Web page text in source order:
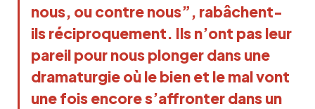
nous, ou contre nous”, rabâchent-
ils réciproquement. Ils n’ont pas leur
pareil pour nous plonger dans une
dramaturgie où le bien et le mal vont
une fois encore s’affronter dans un